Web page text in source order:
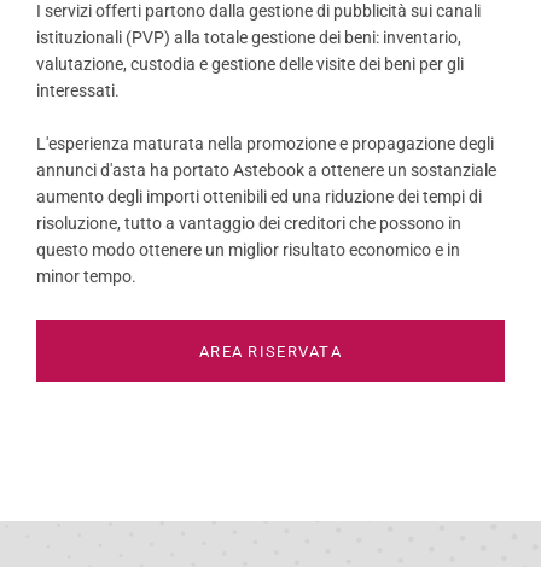
I servizi offerti partono dalla gestione di pubblicità sui canali
istituzionali (PVP) alla totale gestione dei beni: inventario,
valutazione, custodia e gestione delle visite dei beni per gli
interessati.
L'esperienza maturata nella promozione e propagazione degli
annunci d'asta ha portato Astebook a ottenere un sostanziale
aumento degli importi ottenibili ed una riduzione dei tempi di
risoluzione, tutto a vantaggio dei creditori che possono in
questo modo ottenere un miglior risultato economico e in
minor tempo.
AREA RISERVATA